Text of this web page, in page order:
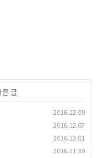
른 글
2016.12.09
2016.12.07
2016.12.01
2016.11.30